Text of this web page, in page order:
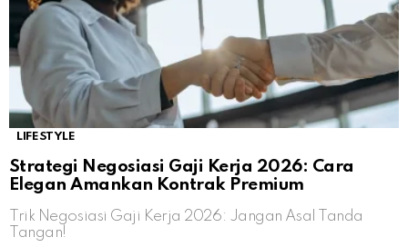
LIFESTYLE
Strategi Negosiasi Gaji Kerja 2026: Cara
Elegan Amankan Kontrak Premium
Trik Negosiasi Gaji Kerja 2026: Jangan Asal Tanda
Tangan!